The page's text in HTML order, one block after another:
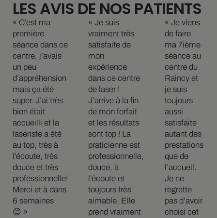
LES AVIS DE NOS PATIENTS
« C’est ma
première
séance dans ce
centre, j’avais
un peu
d’appréhension
mais ça été
super. J’ai très
bien était
accueilli et la
laseriste a été
au top, très à
l’écoute, très
douce et très
professionnelle!
Merci et à dans
6 semaines
😊 »
« Je suis
vraiment très
satisfaite de
mon
expérience
dans ce centre
de laser !
J’arrive à la fin
de mon forfait
et les résultats
sont top ! La
praticienne est
professionnelle,
douce, à
l’écoute et
toujours très
aimable. Elle
prend vraiment
« Je viens
de faire
ma 7ième
séance au
centre du
Raincy et
je suis
toujours
aussi
satisfaite
autant des
prestations
que de
l’accueil.
Je ne
regrette
pas d’avoir
choisi cet